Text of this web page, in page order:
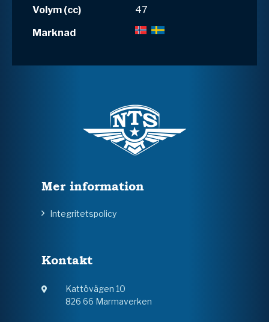
Volym (cc)
47
Marknad
Mer information
Integritetspolicy
Kontakt
Kattövägen 10
826 66 Marmaverken